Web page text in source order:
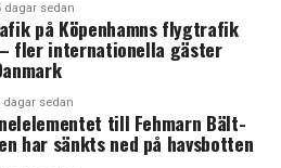
beskrivs det som ”ett
att underlätta för
än det ”kostsamma
att fortsätta förbättra den
dagar sedan
på Köpenhamns flygtrafik
fler internationella gäster
dagar sedan
till Fehmarn Bält-
har sänkts ned på havsbotten